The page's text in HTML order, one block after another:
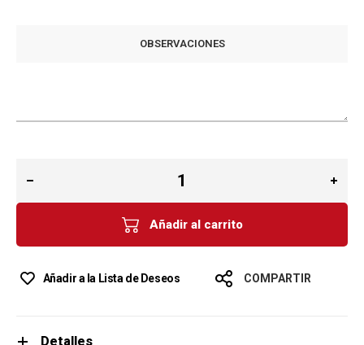
OBSERVACIONES
Añadir al carrito
Añadir a la Lista de Deseos COMPARTIR
Detalles